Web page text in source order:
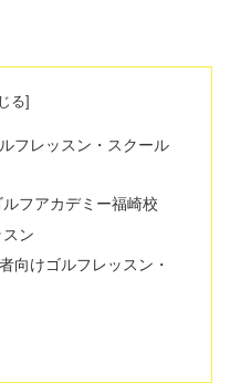
フレッスン・スクール
フアカデミー福崎校
ン
向けゴルフレッスン・